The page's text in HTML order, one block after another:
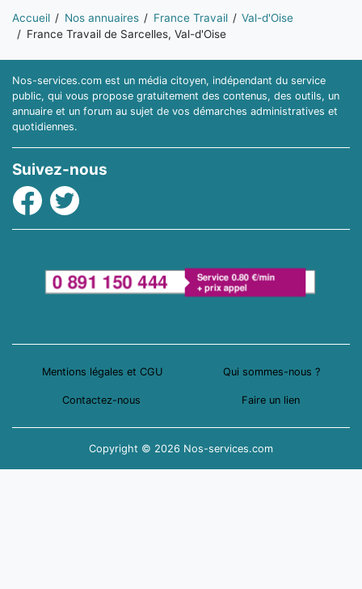
Vous êtes ici:
Accueil Nos annuaires France Travail
Val-d'Oise
France Travail de Sarcelles, Val-d'Oise
Nos-services.com est un média citoyen, indépendant du service
public, qui vous propose gratuitement des contenus, des outils, un
annuaire et un forum au sujet de vos démarches administratives et
quotidiennes.
Suivez-nous
Facebook
Twitter
Mentions légales et CGU Qui sommes-nous ?
Contactez-nous Faire un lien
Copyright © 2026 Nos-services.com